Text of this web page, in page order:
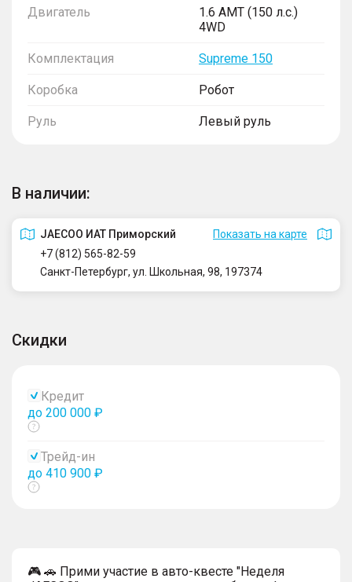
Двигатель
1.6 AMT (150 л.с.)
4WD
Комплектация Supreme 150
Коробка Робот
Руль Левый руль
В наличии:
JAECOO ИАТ Приморский
Показать на карте
+7 (812) 565-82-59
Санкт-Петербург, ул. Школьная, 98, 197374
Скидки
Кредит
до 200 000 ₽
Показать
Трейд-ин
до 410 900 ₽
Показать
🎮 🚗 Прими участие в авто-квесте "Неделя